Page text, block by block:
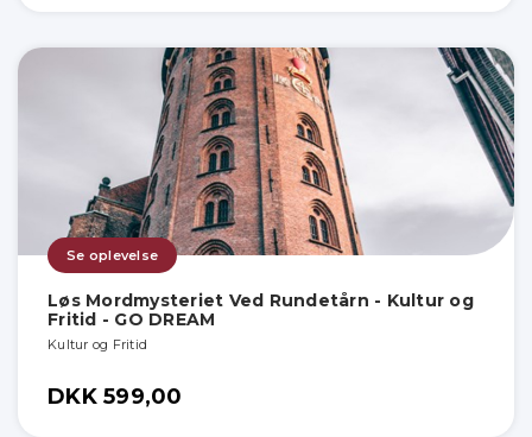
Se oplevelse
Løs Mordmysteriet Ved Rundetårn - Kultur og
Fritid - GO DREAM
Kultur og Fritid
DKK 599,00